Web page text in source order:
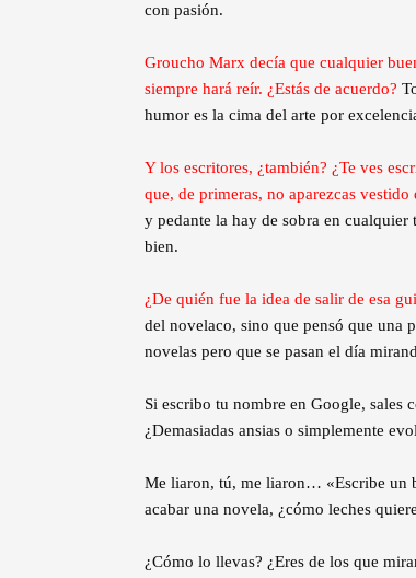
con pasión.
Groucho Marx decía que cualquier
siempre hará reír. ¿Estás de acuerdo?
humor es la cima del arte por
Y los escritores, ¿también? ¿Te ves
que, de primeras, no aparezcas
y pedante la hay de sobra en
bien.
¿De quién fue la idea de salir de esa
del novelaco, sino que pensó que una
novelas pero que se pasan el día
Si escribo tu nombre en Google, sales
¿Demasiadas ansias o simplemente
Me liaron, tú, me liaron… «Escribe un
acabar una novela, ¿cómo leches
¿Cómo lo llevas? ¿Eres de los que